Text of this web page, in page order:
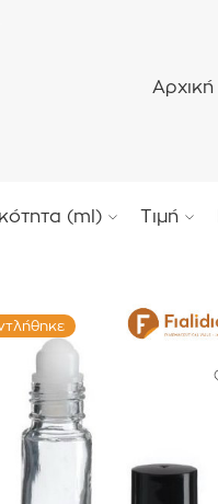
Αρχική
(ml) Τιμή